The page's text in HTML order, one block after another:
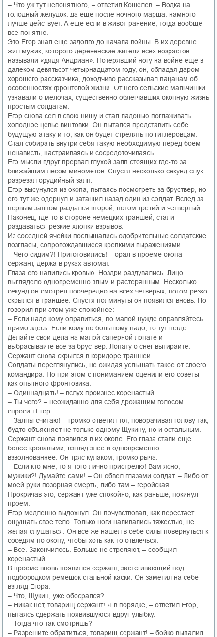
– Что уж тут непонятного, – ответил Кошелев. – Водка на
голодный желудок, да еще после ночного марша, намного
лучше действует. А еще если в живот ранение, тогда вообще
все понятно.
Это Егор знал еще задолго до начала войны. В их деревне
жил мужик, которого деревенские жители всех возрастов
называли «дядя Андриан». Потерявший ногу на войне еще в
далеком девятьсот четырнадцатом году, он, обладая даром
хорошего рассказчика, доходчиво рассказывал пацанам об
особенностях фронтовой жизни. От него сельские мальчишки
узнавали о мелочах, существенно облегчавших окопную жизнь
простым солдатам.
Егор снова сел в свою нишу и стал ладонью поглаживать
холодное цевье винтовки. Он пытался представить себе
будущую атаку и то, как он будет стрелять по гитлеровцам.
Стал собирать внутри себя такую необходимую перед боем
ненависть, настраиваясь и сосредоточиваясь.
Его мысли вдруг прервал глухой залп стоящих где-то за
ближайшим лесом минометов. Спустя несколько секунд слух
разрезал орудийный залп.
Егор высунулся из окопа, пытаясь посмотреть за бруствер, но
его тут же одернул и затащил назад один из солдат. Вслед за
первым залпом раздался второй, потом третий и четвертый.
Наконец, где-то в стороне немецких траншей, стали
раздаваться резкие хлопки взрывов.
Из соседней ячейки послышались одобрительные солдатские
возгласы, сопровождавшиеся крепкими выражениями.
– Чего сидим?! Приготовились! – орал в проеме окопа
сержант, держа в руках автомат.
Глаза его налились кровью. Ноздри раздувались. Лицо
выглядело одновременно злым и растерянным. Несколько
секунд он смотрел поочередно на всех четверых, потом резко
скрылся в траншее. Спустя полминуты он появился вновь. Но
говорил при этом уже спокойнее:
– Если надо кому оправиться, по малой нужде оправляйтесь
прямо здесь. Если кому по большому надо, то тут негде.
Делайте свои дела на малой саперной лопате и
выбрасывайте всё за бруствер. Лопату о снег вытирайте.
Сержант снова скрылся в коридоре траншеи.
Солдаты переглянулись, не ожидая услышать такое от своего
командира. Но при этом с пониманием оценили его советы
как опытного фронтовика.
– Одиннадцать! – вслух произнес коренастый.
– Ты чего? – неожиданно для себя дрожащим голосом
спросил Егор.
– Залпы считаю! – громко ответил тот, поворачивая голову так,
будто объясняет не только одному Щукину, но и остальным.
Сержант снова появился в их окопе. Его глаза стали еще
более кровавыми, взгляд злее и одновременно
взволнованнее. Он тряс кулаком, громко рыча:
– Если кто мне, то я того лично пристрелю! Вам ясно,
мужики?! Думайте сами! – Он обвел глазами солдат. – Либо от
моей руки позорная смерть, либо там – геройская.
Прокричав это, сержант уже спокойно, как раньше, покинул
проем.
Егор медленно выдохнул. Он почувствовал, как перестает
ощущать свое тело. Только ноги наливались тяжестью, не
желая слушаться. Он все же нашел в себе силы повернуться к
соседям по окопу, чтобы хоть как-то отвлечься.
– Все. Закончилось. Больше не стреляют, – сообщил
коренастый.
В проеме вновь появился сержант, застегивающий под
подбородком ремешок стальной каски. Он заметил на себе
взгляд Егора:
– Что, Щукин, уже обосрался?
– Никак нет, товарищ сержант! Я в порядке, – ответил Егор,
пытаясь сдержать появившуюся вдруг улыбку.
– Тогда что так смотришь?
– Разрешите обратиться, товарищ сержант! – бойко выпалил